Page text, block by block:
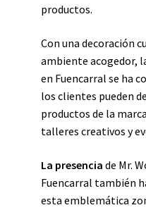
productos.
Con una decoración
ambiente acogedor,
en Fuencarral se ha
los clientes pueden
productos de la
talleres creativos y
La presencia de Mr.
Fuencarral también
esta emblemática